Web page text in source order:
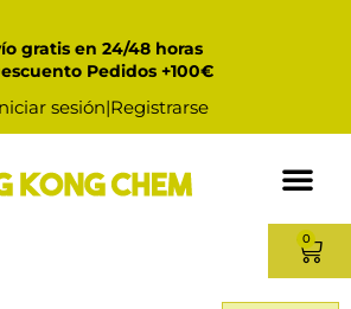
gratis en 24/48 horas
Pedidos +100€
sesión|Registrarse
0